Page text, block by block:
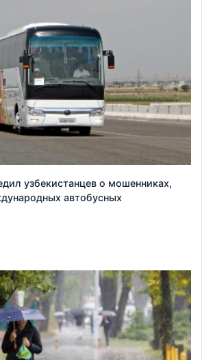
узбекистанцев о мошенниках,
автобусных